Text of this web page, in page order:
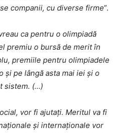
companii, cu diverse firme”.
ca pentru o olimpiadă
premiu o bursă de merit în
premiile pentru olimpiadele
și pe lângă asta mai iei și o
sistem. (…)
vor fi ajutaţi. Meritul va fi
şi internaţionale vor